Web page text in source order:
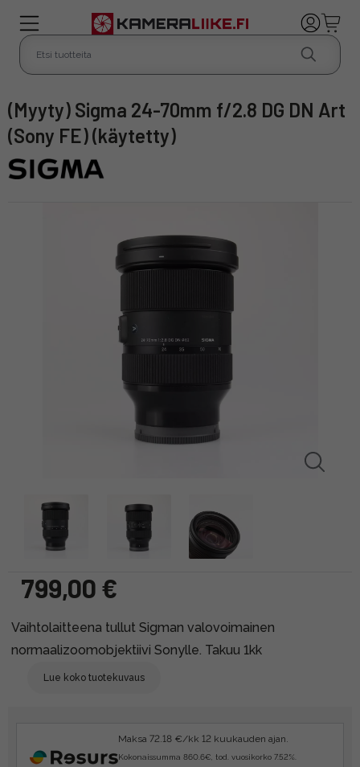
(Myyty) Sigma 24-70mm f/2.8 DG DN Art
(Sony FE) (käytetty)
799,00 €
Vaihtolaitteena tullut Sigman valovoimainen
normaalizoomobjektiivi Sonylle. Takuu 1kk
Lue koko tuotekuvaus
Maksa 72.18 €/kk 12 kuukauden ajan.
Kokonaissumma 860.6€, tod. vuosikorko 7.52%.